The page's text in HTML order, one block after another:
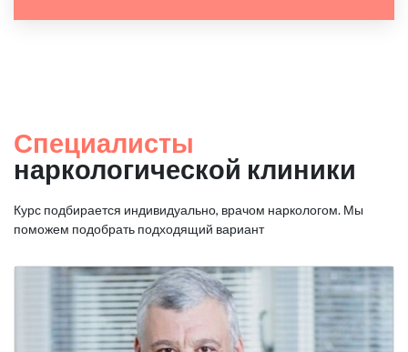
Специалисты
наркологической клиники
Курс подбирается индивидуально, врачом наркологом. Мы
поможем подобрать подходящий вариант